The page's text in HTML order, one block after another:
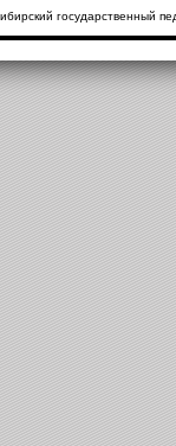
государственный